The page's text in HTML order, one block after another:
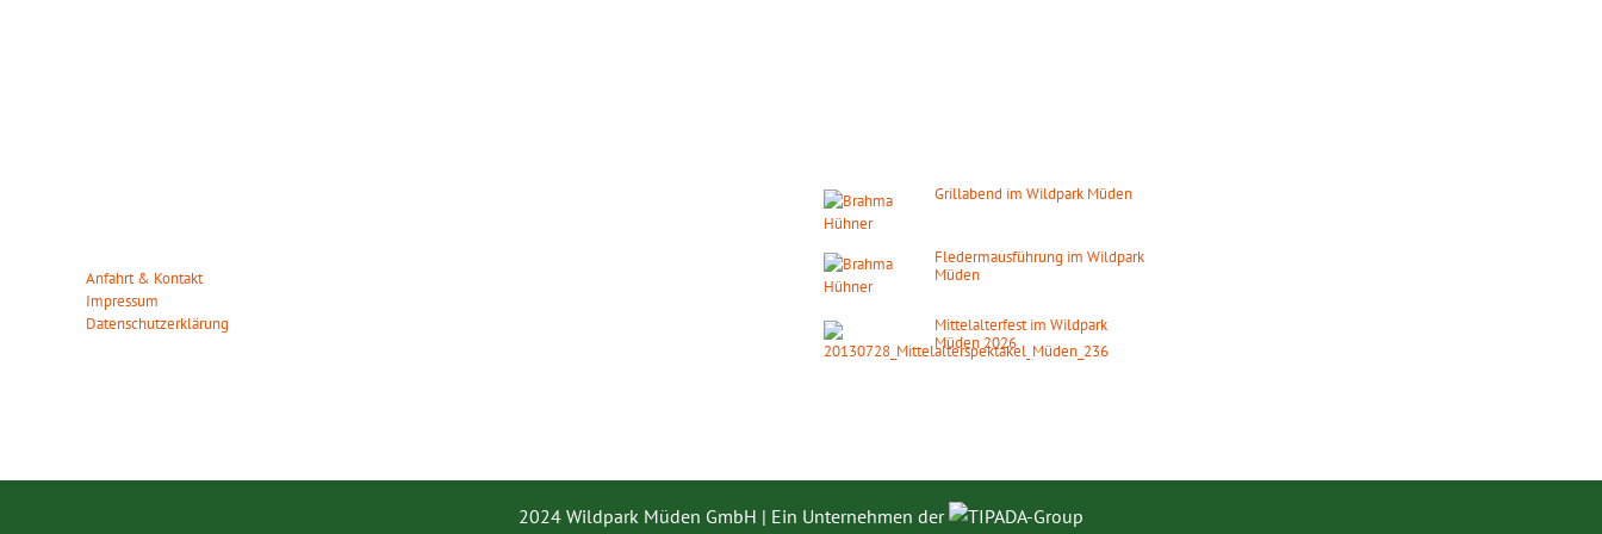
Anfahrt & Kontakt
Impressum
Datenschutzerklärung
Grillabend im Wildpark Müden
Fledermausführung im Wildpark
Müden
Mittelalterfest im Wildpark
Müden 2026
19. September 2026
2024 Wildpark Müden GmbH | Ein Unternehmen der